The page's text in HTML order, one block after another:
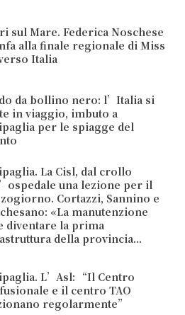
sul Mare. Federica Noschese
alla finale regionale di Miss
Italia
da bollino nero: l’Italia si
in viaggio, imbuto a
per le spiagge del
La Cisl, dal crollo
una lezione per il
Cortazzi, Sannino e
«La manutenzione
diventare la prima
della provincia...
L’Asl: “Il Centro
e il centro TAO
regolarmente”